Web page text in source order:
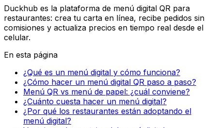
Duckhub es la plataforma de menú digital QR para
restaurantes: crea tu carta en línea, recibe pedidos sin
comisiones y actualiza precios en tiempo real desde el
celular.
En esta página
¿Qué es un menú digital y cómo funciona?
¿Cómo hacer un menú digital QR paso a paso?
Menú QR vs menú de papel: ¿cuál conviene?
¿Cuánto cuesta hacer un menú digital?
¿Por qué los restaurantes están adoptando el
menú digital?